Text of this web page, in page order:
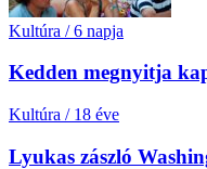
Kultúra / 6 napja
Kedden megnyitja
Kultúra / 18 éve
Lyukas zászló